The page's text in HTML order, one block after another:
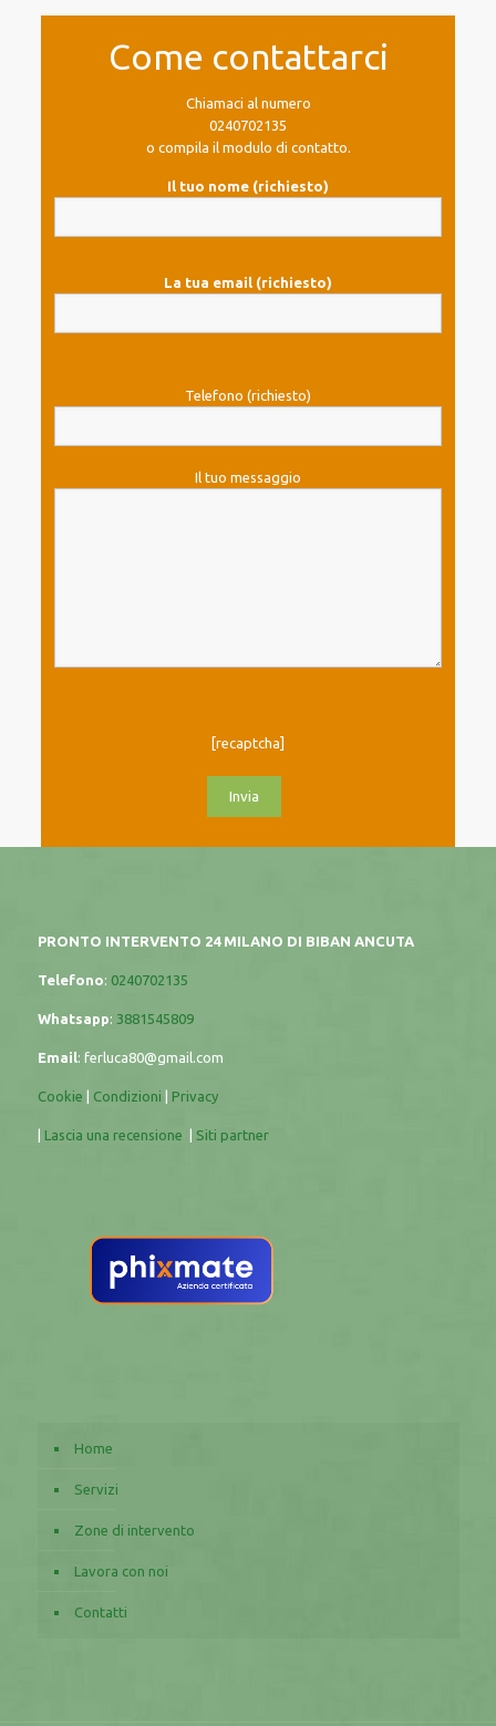
Come contattarci
Chiamaci al numero
0240702135
o compila il modulo di contatto.
Il tuo nome (richiesto)
La tua email (richiesto)
Telefono (richiesto)
Il tuo messaggio
[recaptcha]
PRONTO INTERVENTO 24 MILANO DI BIBAN ANCUTA
Telefono: 0240702135
Whatsapp: 3881545809
Email: ferluca80@gmail.com
Cookie Condizioni Privacy
Lascia una recensione Siti partner
Home
Servizi
Zone di intervento
Lavora con noi
Contatti